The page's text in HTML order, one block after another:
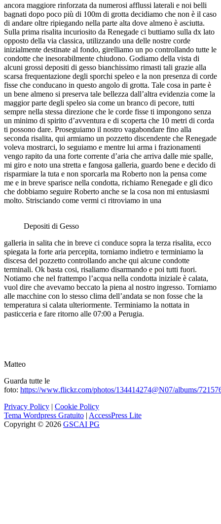
ancora maggiore rinforzata da numerosi afflussi laterali e noi belli
bagnati dopo poco più di 100m di grotta decidiamo che non è il caso
di andare oltre ripiegando nella parte alta dove almeno è asciutta.
Sulla prima risalita incuriosito da Renegade ci buttiamo sulla dx lato
opposto della via classica, utilizzando una delle nostre corde
inizialmente destinate al fondo, girelliamo un po controllando tutte le
condotte che inesorabilmente chiudono. Godiamo della vista di
alcuni grossi depositi di gesso bianchissimo rimasti tali grazie alla
scarsa frequentazione degli sporchi speleo e la non presenza di corde
fisse che conducano in questo angolo di grotta. Tale cosa in parte è
un bene almeno si preserva tale bellezza dall’altra evidenzia come la
maggior parte degli speleo sia come un branco di pecore, tutti
sempre nella stessa direzione che le corde fisse ti impongono senza
un minimo di spirito d’avventura e di scoperta che 10 metri di corda
ti possono dare. Proseguiamo il nostro vagabondare fino alla
seconda risalita, qui armiamo un pozzetto discendente che Renegade
voleva mostrarci, lo seguiamo e mentre lui arma i frazionamenti
vengo rapito da una forte corrente d’aria che arriva dalle mie spalle,
mi giro e noto una stretta e fangosa galleria, guardo bene e decido di
risparmiare la tuta e non sporcarla ma Roberto non la pensa come
me e in breve sparisce nella condotta, richiamo Renegade e gli dico
che dobbiamo seguire Roberto anche se la cosa non mi entusiasmi
molto. Strisciando come vermi ci ritroviamo in una
Depositi di Gesso
galleria in salita che in breve ci conduce sopra la terza risalita, ecco
spiegata la forte aria percepita, torniamo indietro e terminiamo la
discesa del pozzetto controllando anche qui alcune condotte
terminali. Ok basta cosi, risaliamo disarmando e poi tutti fuori.
Notiamo che nel frattempo l’acqua nella condotta iniziale è calata,
vuol dire che avevamo beccato la piena al nostro ingresso. Torniamo
alle macchine con lo stesso clima dell’andata se non fosse che la
temperatura si calata ulteriormente. Terminiamo la nottata in
pasticceria e fare ritorno alle 07:00 a Perugia.
Matteo
Guarda tutte le
foto: https://www.flickr.com/photos/134414274@N07/albums/
Privacy Policy | Cookie Policy
Tema Wordpress Gratuito | AccessPress Lite
Copyright © 2026 GSCAI PG